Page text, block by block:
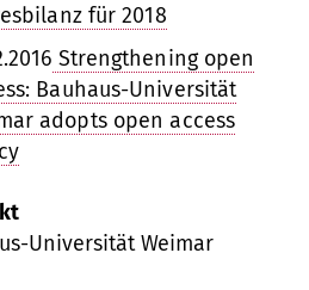
für 2018
Strengthening open
Bauhaus-Universität
adopts open access
Universität Weimar